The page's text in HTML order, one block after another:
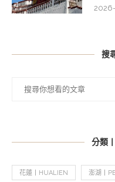
搜
分類
花蓮丨HUALIEN 澎湖丨